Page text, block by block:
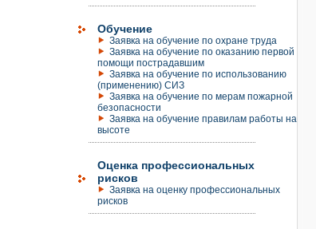
Обучение
Заявка на обучение по охране труда
Заявка на обучение по оказанию первой
помощи пострадавшим
Заявка на обучение по использованию
(применению) СИЗ
Заявка на обучение по мерам пожарной
безопасности
Заявка на обучение правилам работы на
высоте
Оценка профессиональных
рисков
Заявка на оценку профессиональных
рисков